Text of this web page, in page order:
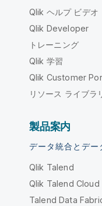
Qlik ヘルプ ビデオ
Qlik Developer
トレーニング
Qlik 学習
Qlik Customer
リソース ライブラ
製品案内
データ統合とデー
Qlik Talend
Qlik Talend Cloud
Talend Data